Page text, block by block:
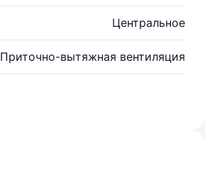
Центральное
Приточно-вытяжная вентиляция